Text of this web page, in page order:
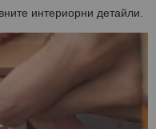
интериорни детайли.